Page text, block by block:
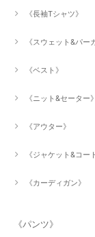
《長袖Tシャツ》
《スウェット&パー
《ベスト》
《ニット&セーター》
《アウター》
《ジャケット&コー
《カーディガン》
《パンツ》